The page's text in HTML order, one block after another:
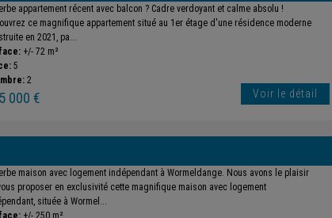
appartement récent avec balcon ? Cadre verdoyant et calme absolu !
ce magnifique appartement situé au 1er étage d'une résidence moderne
en 2021, pa...
+/- 72 m²
5
2
000 € Voir le détail
maison avec logement indépendant à Wormeldange. Nous avons le plaisir
proposer en exclusivité cette magnifique maison avec logement
située à Wormel...
+/- 250 m²